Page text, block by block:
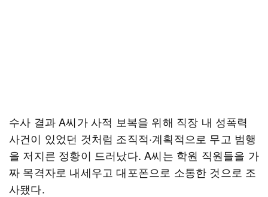
수사 결과 A씨가 사적 보복을 위해 직장 내 성폭력
사건이 있었던 것처럼 조직적·계획적으로 무고 범행
을 저지른 정황이 드러났다. A씨는 학원 직원들을 가
짜 목격자로 내세우고 대포폰으로 소통한 것으로 조
사됐다.